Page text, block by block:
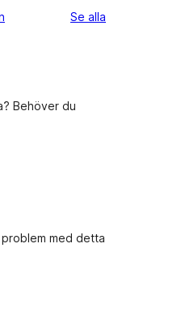
Se alla
Behöver du
med detta